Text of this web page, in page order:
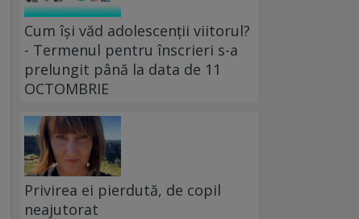
Cum își văd adolescenții viitorul?
- Termenul pentru înscrieri s-a
prelungit până la data de 11
OCTOMBRIE
Privirea ei pierdută, de copil
neajutorat